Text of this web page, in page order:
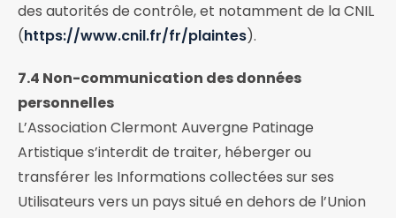
des autorités de contrôle, et notamment de la CNIL
(https://www.cnil.fr/fr/plaintes).
7.4 Non-communication des données
personnelles
L’Association Clermont Auvergne Patinage
Artistique s’interdit de traiter, héberger ou
transférer les Informations collectées sur ses
Utilisateurs vers un pays situé en dehors de l’Union